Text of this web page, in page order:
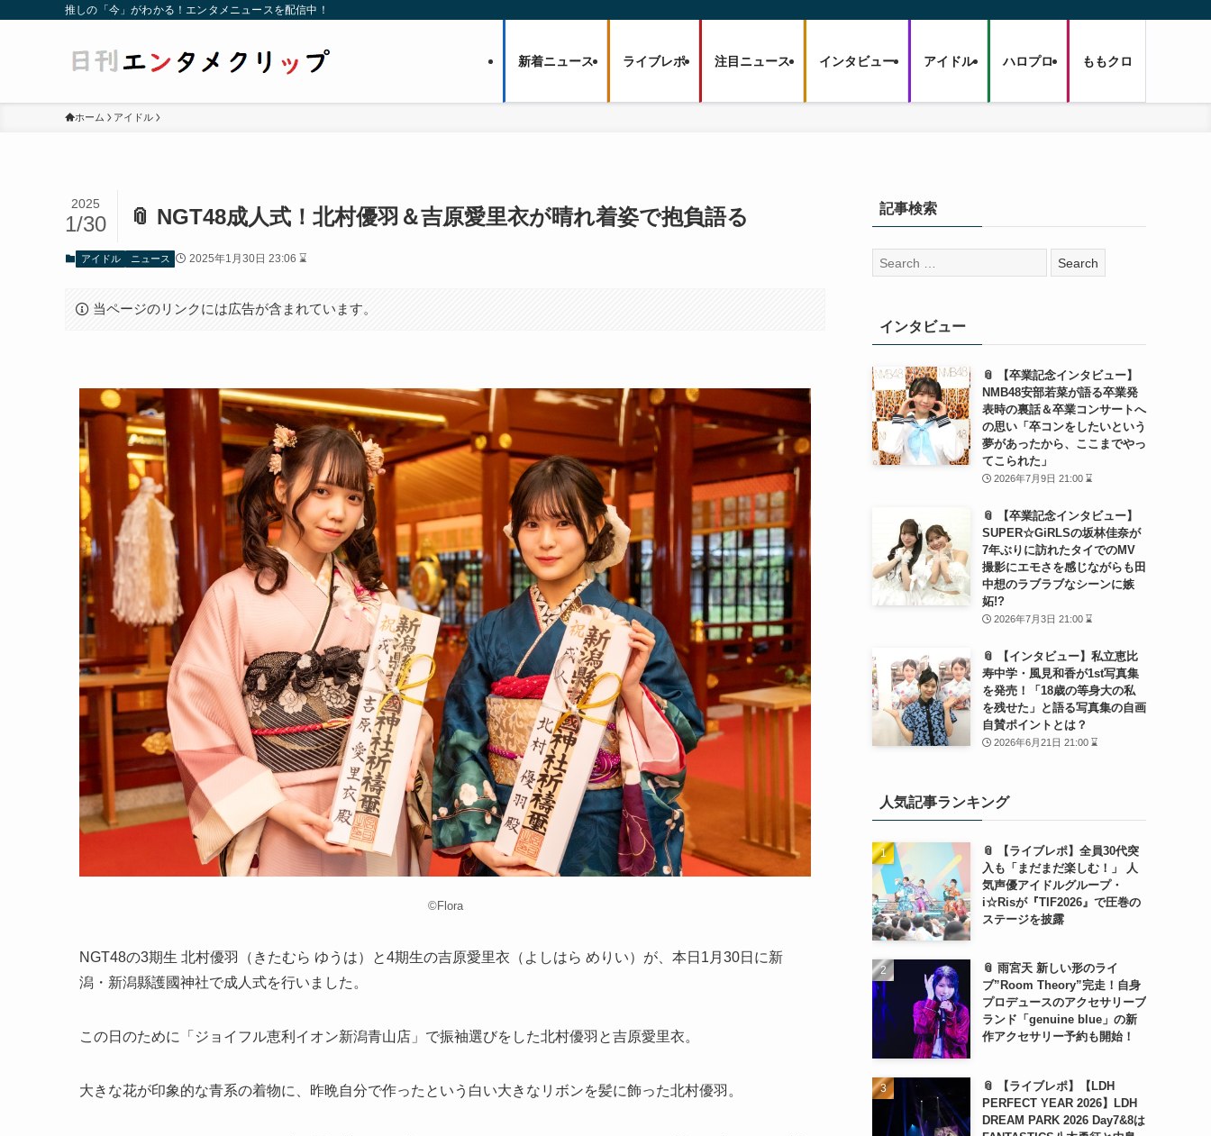
推しの「今」がわかる！エンタメニュースを配信中！
新着ニュース ライブレポ 注目ニュース インタビュー アイドル ハロプロ ももクロ
ホーム アイドル
📎 NGT48成人式！北村優羽＆吉原愛里衣が晴れ着姿で抱負語る
2025
1/30
アイドル ニュース 2025年1月30日 23:06 ⌛
当ページのリンクには広告が含まれています。
©Flora
NGT48の3期生 北村優羽（きたむら ゆうは）と4期生の吉原愛里衣（よしはら めりい）が、本日1月30日に新
潟・新潟縣護國神社で成人式を行いました。
この日のために「ジョイフル恵利イオン新潟青山店」で振袖選びをした北村優羽と吉原愛里衣。
大きな花が印象的な青系の着物に、昨晩自分で作ったという白い大きなリボンを髪に飾った北村優羽。
記事検索
検
索:
インタビュー
📎 【卒業記念インタビュー】
NMB48安部若菜が語る卒業発
表時の裏話＆卒業コンサートへ
の思い「卒コンをしたいという
夢があったから、ここまでやっ
てこられた」
2026年7月9日 21:00 ⌛
📎 【卒業記念インタビュー】
SUPER☆GiRLSの坂林佳奈が
7年ぶりに訪れたタイでのMV
撮影にエモさを感じながらも田
中想のラブラブなシーンに嫉
妬!?
2026年7月3日 21:00 ⌛
📎 【インタビュー】私立恵比
寿中学・風見和香が1st写真集
を発売！「18歳の等身大の私
を残せた」と語る写真集の自画
自賛ポイントとは？
2026年6月21日 21:00 ⌛
人気記事ランキング
📎 【ライブレポ】全員30代突
入も「まだまだ楽しむ！」 人
気声優アイドルグループ・
i☆Risが『TIF2026』で圧巻の
ステージを披露
📎 雨宮天 新しい形のライ
ブ”Room Theory”完走！自身
プロデュースのアクセサリーブ
ランド「genuine blue」の新
作アクセサリー予約も開始！
📎 【ライブレポ】【LDH
PERFECT YEAR 2026】LDH
DREAM PARK 2026 Day7&8は